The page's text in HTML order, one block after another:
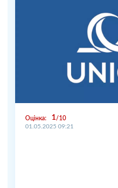
Оцінка: 1
10
01.05.2025 09:21